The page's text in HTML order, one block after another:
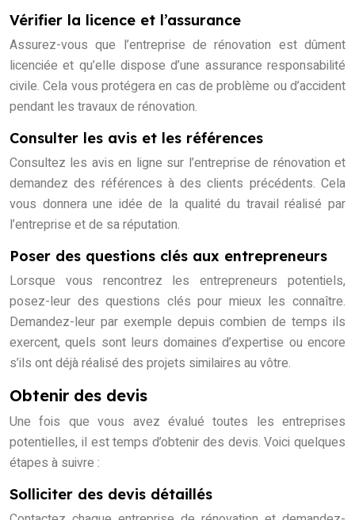
Vérifier la licence et l’assurance
Assurez-vous que l’entreprise de rénovation est dûment
licenciée et qu’elle dispose d’une assurance responsabilité
civile. Cela vous protégera en cas de problème ou d’accident
pendant les travaux de rénovation.
Consulter les avis et les références
Consultez les avis en ligne sur l’entreprise de rénovation et
demandez des références à des clients précédents. Cela
vous donnera une idée de la qualité du travail réalisé par
l’entreprise et de sa réputation.
Poser des questions clés aux entrepreneurs
Lorsque vous rencontrez les entrepreneurs potentiels,
posez-leur des questions clés pour mieux les connaître.
Demandez-leur par exemple depuis combien de temps ils
exercent, quels sont leurs domaines d’expertise ou encore
s’ils ont déjà réalisé des projets similaires au vôtre.
Obtenir des devis
Une fois que vous avez évalué toutes les entreprises
potentielles, il est temps d’obtenir des devis. Voici quelques
étapes à suivre :
Solliciter des devis détaillés